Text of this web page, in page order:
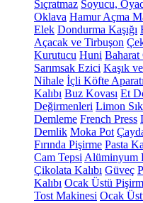
Sıçratmaz Soyucu,
Oklava Hamur Açma
Elek Dondurma Kaşığı
Açacak ve Tirbuşon
Kurutucu Huni Baharat
Sarımsak Ezici Kaşık
Nihale İçli Köfte Aparatı
Kalıbı Buz Kovası Et
Değirmenleri Limon
Demleme French Press
Demlik Moka Pot
Fırında Pişirme Pasta
Cam Tepsi Alüminyum
Çikolata Kalıbı Güveç
Kalıbı Ocak Üstü
Tost Makinesi Ocak